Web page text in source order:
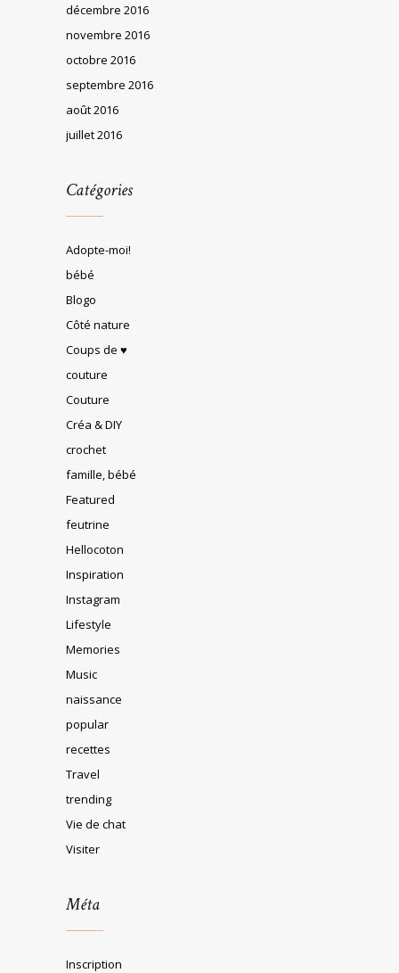
décembre 2016
novembre 2016
octobre 2016
septembre 2016
août 2016
juillet 2016
Catégories
Adopte-moi!
bébé
Blogo
Côté nature
Coups de ♥
couture
Couture
Créa & DIY
crochet
famille, bébé
Featured
feutrine
Hellocoton
Inspiration
Instagram
Lifestyle
Memories
Music
naissance
popular
recettes
Travel
trending
Vie de chat
Visiter
Méta
Inscription